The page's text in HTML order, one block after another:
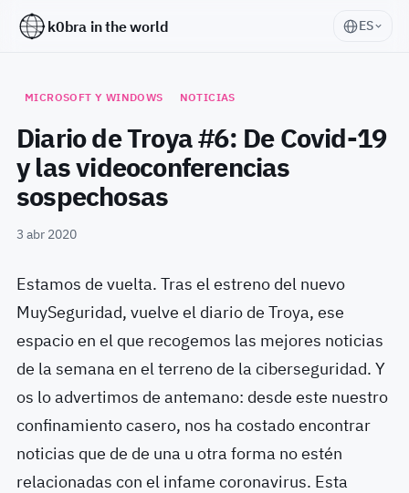
k0bra in the world ES
MICROSOFT Y WINDOWS NOTICIAS
Diario de Troya #6: De Covid-19
y las videoconferencias
sospechosas
3 abr 2020
Estamos de vuelta. Tras el estreno del nuevo
MuySeguridad, vuelve el diario de Troya, ese
espacio en el que recogemos las mejores noticias
de la semana en el terreno de la ciberseguridad. Y
os lo advertimos de antemano: desde este nuestro
confinamiento casero, nos ha costado encontrar
noticias que de de una u otra forma no estén
relacionadas con el infame coronavirus. Esta